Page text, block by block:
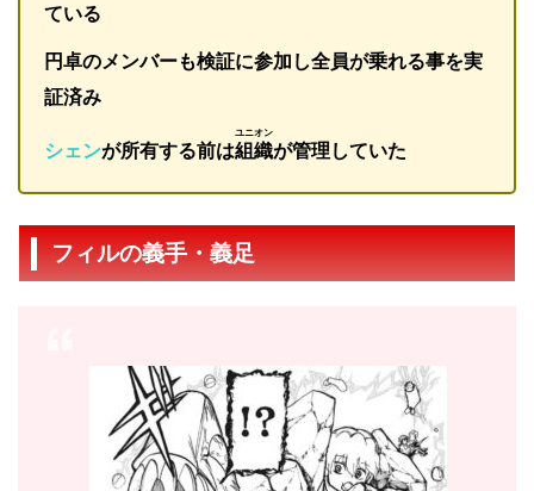
ている
円卓のメンバーも検証に参加し全員が乗れる事を実
証済み
シェンが所有する前は組織
ユニオン
が管理していた
フィルの義手・義足